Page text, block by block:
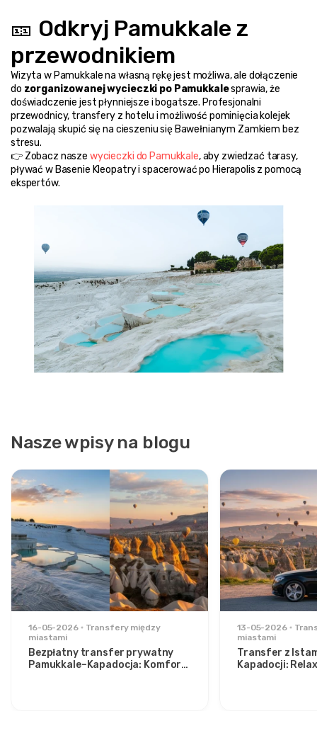
🎫 Odkryj Pamukkale z
przewodnikiem
Wizyta w Pamukkale na własną rękę jest możliwa, ale dołączenie
do zorganizowanej wycieczki po Pamukkale sprawia, że
doświadczenie jest płynniejsze i bogatsze. Profesjonalni
przewodnicy, transfery z hotelu i możliwość pominięcia kolejek
pozwalają skupić się na cieszeniu się Bawełnianym Zamkiem bez
stresu.
👉 Zobacz nasze wycieczki do Pamukkale, aby zwiedzać tarasy,
pływać w Basenie Kleopatry i spacerować po Hierapolis z pomocą
ekspertów.
Nasze wpisy na blogu
16-05-2026
Transfery między
miastami
Bezpłatny transfer prywatny
Pamukkale–Kapadocja: Komfort
13-05-2026
miastami
Transfer z
Kapadocji: